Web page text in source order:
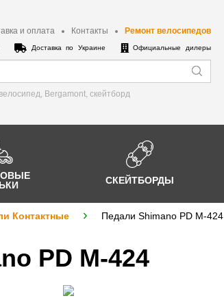
и оплата Контакты Ремонт велосипедов
Доставка по Украине Официальные дилеры
Bergamont, cкейтборд
СКЕЙТБОРДЫ
Контактные Педали Shimano PD M-424
PD M-424